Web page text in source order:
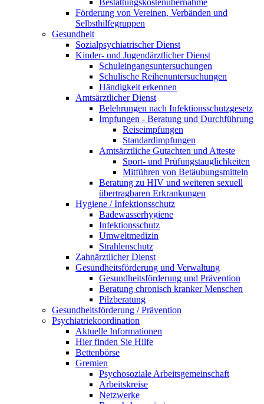
Bestattungskosten­übernahme
Förderung von Vereinen, Verbänden und
Selbsthilfegruppen
Gesundheit
Sozialpsychiatrischer Dienst
Kinder- und Jugendärztlicher Dienst
Schuleingangsuntersuchungen
Schulische Reihenuntersuchungen
Händigkeit erkennen
Amtsärztlicher Dienst
Belehrungen nach Infektionsschutzgesetz
Impfungen - Beratung und Durchführung
Reiseimpfungen
Standardimpfungen
Amtsärztliche Gutachten und Atteste
Sport- und Prüfungstauglichkeiten
Mitführen von Betäubungsmitteln
Beratung zu HIV und weiteren sexuell
übertragbaren Erkrankungen
Hygiene / Infektionsschutz
Badewasserhygiene
Infektionsschutz
Umweltmedizin
Strahlenschutz
Zahnärztlicher Dienst
Gesundheitsförderung und Verwaltung
Gesundheitsförderung und Prävention
Beratung chronisch kranker Menschen
Pilzberatung
Gesundheits­förderung / Prävention
Psychiatriekoordination
Aktuelle Informationen
Hier finden Sie Hilfe
Bettenbörse
Gremien
Psychosoziale Arbeits­gemeinschaft
Arbeitskreise
Netzwerke